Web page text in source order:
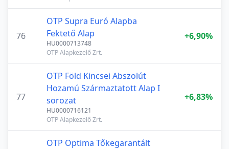
76
OTP Supra Euró Alapba
Fektető Alap
HU0000713748
OTP Alapkezelő Zrt.
+6,90%
77
OTP Föld Kincsei Abszolút
Hozamú Származtatott Alap I
sorozat
HU0000716121
OTP Alapkezelő Zrt.
+6,83%
OTP Optima Tőkegarantált